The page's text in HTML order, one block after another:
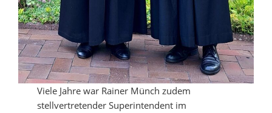
Viele Jahre war Rainer Münch zudem
stellvertretender Superintendent im